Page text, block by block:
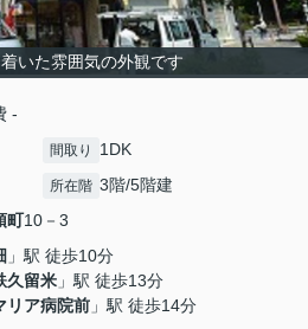
着いた雰囲気の外観です
-
間取り 1DK
所在階 3階/5階建
町10－3
」駅 徒歩10分
久留米 」駅 徒歩13分
リア病院前 」駅 徒歩14分